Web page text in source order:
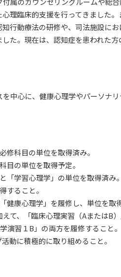
理臨床的支援を行ってきました
行動療法の研修や、司法施設に
た。現在は、認知症を患われた
中心に、健康心理学やパーソナ
修科目の単位を取得済み。
目の単位を取得予定。
「学習心理学」の単位を取得済
すること。
健康心理学」を履修し、単位を
て、「臨床心理実習（AまたはB）
演習１B」の両方を履修すること。
動に積極的に取り組めること。